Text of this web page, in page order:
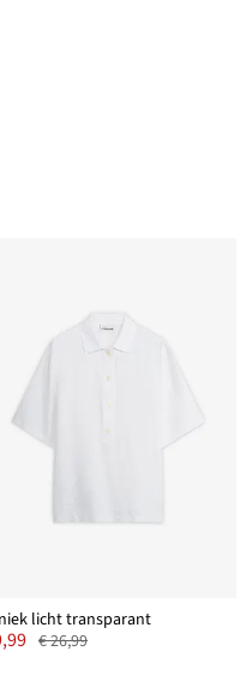
licht transparant
€ 26,99